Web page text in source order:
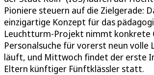
Pioniere steuern auf die Zielgerade:
einzigartige Konzept für das
Leuchtturm-Projekt nimmt konkrete
Personalsuche für vorerst neun volle
läuft, und Mittwoch findet der erste
Eltern künftiger Fünftklässler statt.